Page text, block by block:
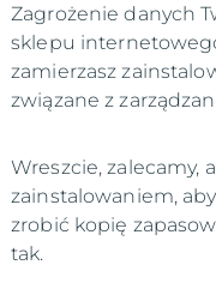
Zagrożenie danych
sklepu
zamierzasz
związane z
Wreszcie, zalecamy,
zainstalowaniem,
zrobić kopię
tak.